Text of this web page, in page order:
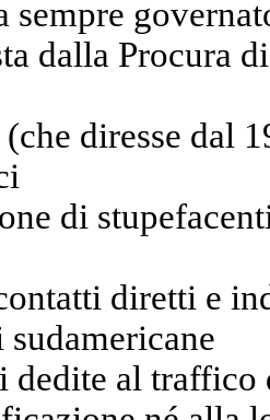
sempre
dalla Procura
diresse dal
di
diretti e
dedite al traffico